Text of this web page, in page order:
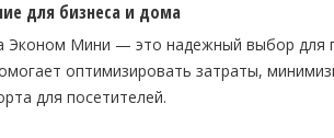
для бизнеса и дома
Эконом Мини — это надежный выбор для
оптимизировать затраты,
для посетителей.